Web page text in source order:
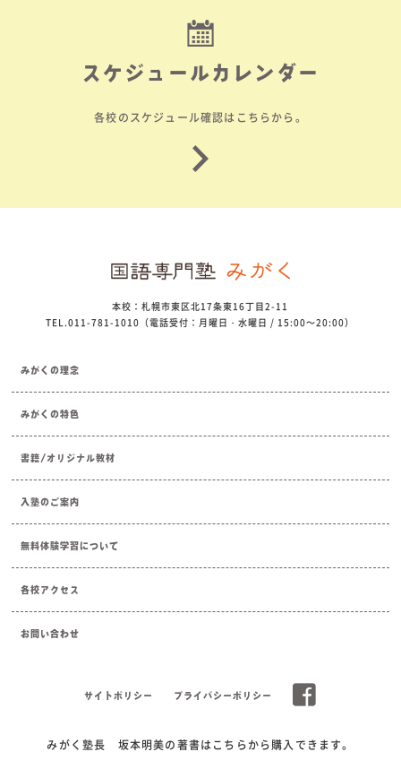
スケジュールカレンダー
各校のスケジュール確認はこちらから。
本校：札幌市東区北17条東16丁目2-11
TEL.011-781-1010（電話受付：月曜日・水曜日 / 15:00～20:00）
みがくの理念
みがくの特色
書籍/オリジナル教材
入塾のご案内
無料体験学習について
各校アクセス
お問い合わせ
サイトポリシー プライバシーポリシー
みがく塾長 坂本明美の著書はこちらから購入できます。